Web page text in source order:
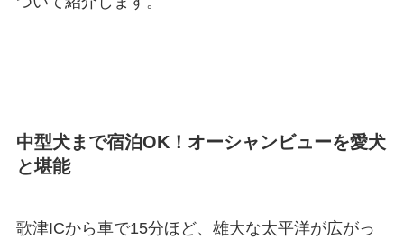
中型犬まで宿泊OK！ オーシャンビューを愛犬
と堪能
歌津ICから車で15分ほど、雄大な太平洋が広がっ